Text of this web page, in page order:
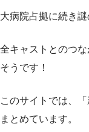
大病院占拠に続き謎
全キャストとのつ
そうです！
このサイトでは、
まとめています。